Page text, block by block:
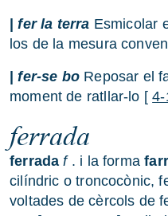
|fer la terra Esmicolar
los de la mesura
|fer-se bo Reposar el
moment de ratllar-lo [4-
ferrada
ferrada f. i la forma
cilíndric o troncocònic,
voltades de cèrcols de